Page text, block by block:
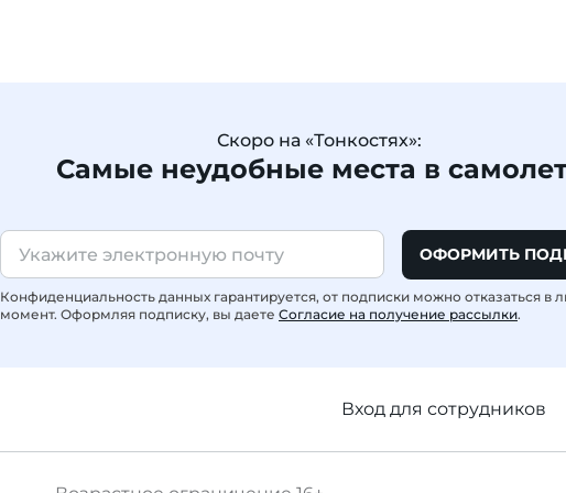
Скоро на «Тонкостях»:
Самые неудобные места в
ОФОРМИТЬ
Конфиденциальность данных гарантируется, от подписки можно отказаться в
момент. Оформляя подписку, вы даете Согласие на получение рассылки.
Вход для сотрудников